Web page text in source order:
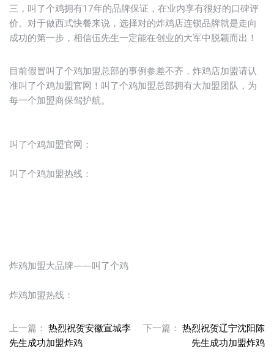
三，叫了个鸡拥有17年的品牌保证，在业内享有很好的口碑评
价。对于做西式快餐来说，选择对的炸鸡店连锁品牌就是走向
成功的第一步，相信伍先生一定能在创业的大军中脱颖而出！
目前假冒叫了个鸡加盟总部的事例参差不齐，炸鸡店加盟请认
准叫了个鸡加盟官网！叫了个鸡加盟总部拥有大加盟团队，为
每一个加盟商保驾护航。
叫了个鸡加盟官网：
叫了个鸡加盟热线：
炸鸡加盟大品牌——叫了个鸡
炸鸡加盟热线：
上一篇： 热烈祝贺安徽宣城李
先生成功加盟炸鸡
下一篇： 热烈祝贺辽宁沈阳陈
先生成功加盟炸鸡